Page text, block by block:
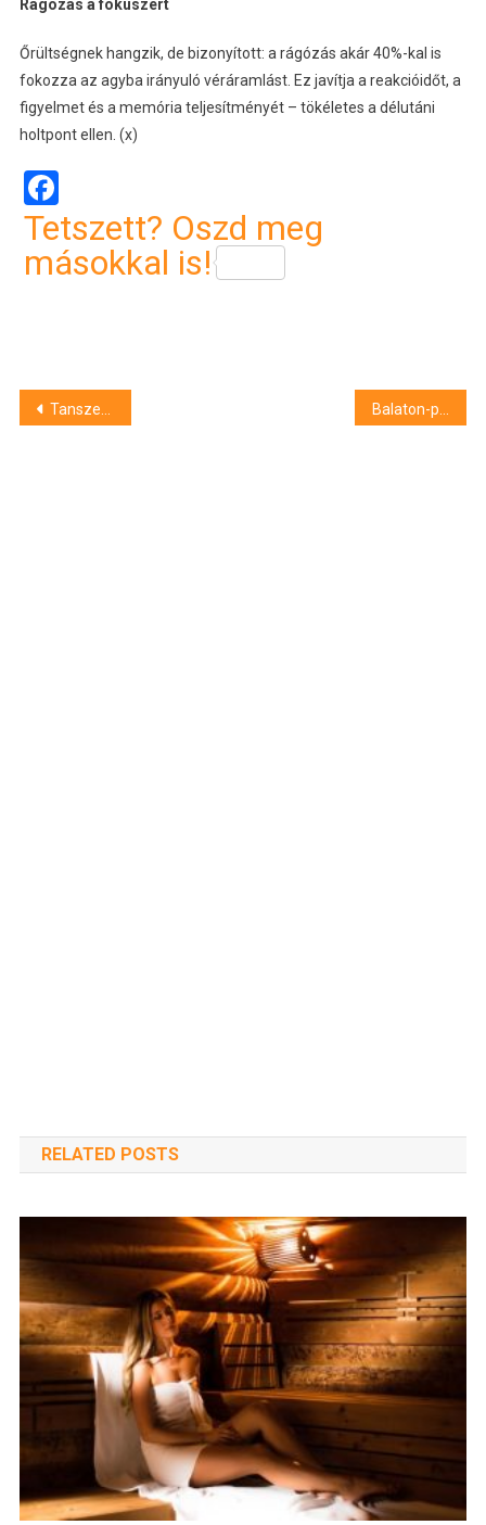
Rágózás a fókuszért
Őrültségnek hangzik, de bizonyított: a rágózás akár 40%-kal is
fokozza az agyba irányuló véráramlást. Ez javítja a reakcióidőt, a
figyelmet és a memória teljesítményét – tökéletes a délutáni
holtpont ellen. (x)
Facebook
Tetszett? Oszd meg
másokkal is!
Bejegyzés
Tanszercsomagokkal segítette a debreceni rászoruló gyerekeket a Karitatív Testület
RELATED POSTS